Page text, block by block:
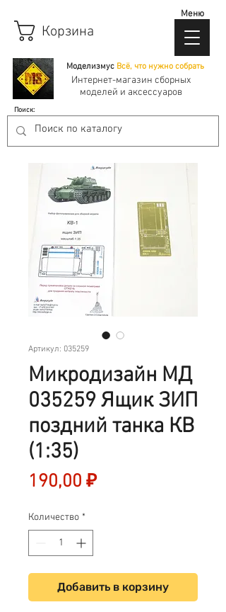
Моделизмус Всё, что нужно собрать
Корзина
Интернет-магазин сборных
моделей и аксессуаров
Поиск:
Меню
Артикул: 035259
Микродизайн МД
035259 Ящик ЗИП
поздний танка КВ
(1:35)
190,00 ₽Цена
Количество *
Добавить в корзину